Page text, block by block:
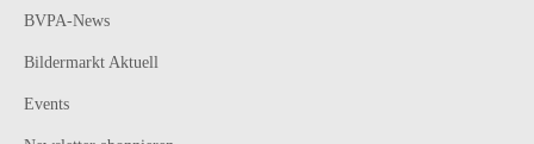
BVPA-News
Bildermarkt Aktuell
Events